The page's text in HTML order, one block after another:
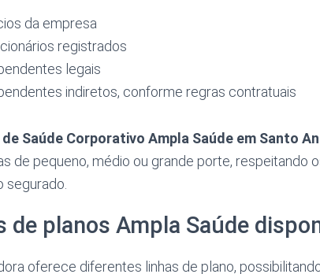
da empresa
registrados
legais
indiretos, conforme regras contratuais
de Saúde Corporativo Ampla Saúde em Santo
de pequeno, médio ou grande porte, respeitando
segurado.
de planos Ampla Saúde
oferece diferentes linhas de plano,